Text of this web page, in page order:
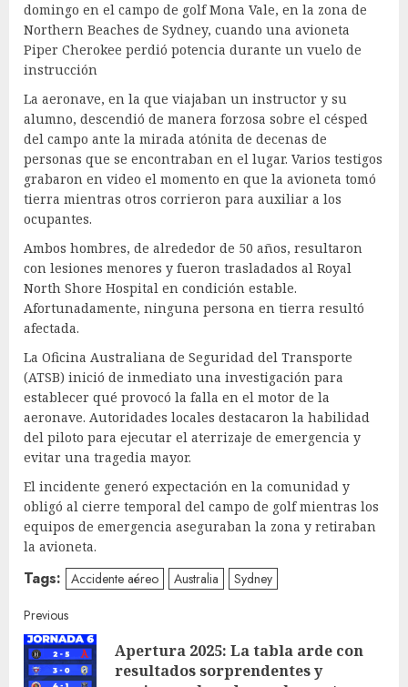
domingo en el campo de golf Mona Vale, en la zona de
Northern Beaches de Sydney, cuando una avioneta
Piper Cherokee perdió potencia durante un vuelo de
instrucción
La aeronave, en la que viajaban un instructor y su
alumno, descendió de manera forzosa sobre el césped
del campo ante la mirada atónita de decenas de
personas que se encontraban en el lugar. Varios testigos
grabaron en video el momento en que la avioneta tomó
tierra mientras otros corrieron para auxiliar a los
ocupantes.
Ambos hombres, de alrededor de 50 años, resultaron
con lesiones menores y fueron trasladados al Royal
North Shore Hospital en condición estable.
Afortunadamente, ninguna persona en tierra resultó
afectada.
La Oficina Australiana de Seguridad del Transporte
(ATSB) inició de inmediato una investigación para
establecer qué provocó la falla en el motor de la
aeronave. Autoridades locales destacaron la habilidad
del piloto para ejecutar el aterrizaje de emergencia y
evitar una tragedia mayor.
El incidente generó expectación en la comunidad y
obligó al cierre temporal del campo de golf mientras los
equipos de emergencia aseguraban la zona y retiraban
la avioneta.
Tags: Accidente aéreo Australia Sydney
Continue
Reading
Previous
Apertura 2025: La tabla arde con
resultados sorprendentes y